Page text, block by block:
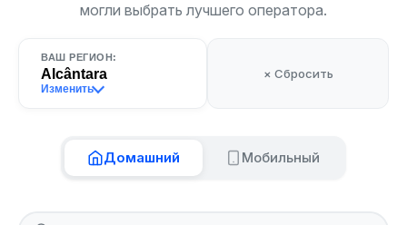
могли выбрать лучшего оператора.
ВАШ РЕГИОН:
Alcântara
Изменить
× Сбросить
Домашний Мобильный